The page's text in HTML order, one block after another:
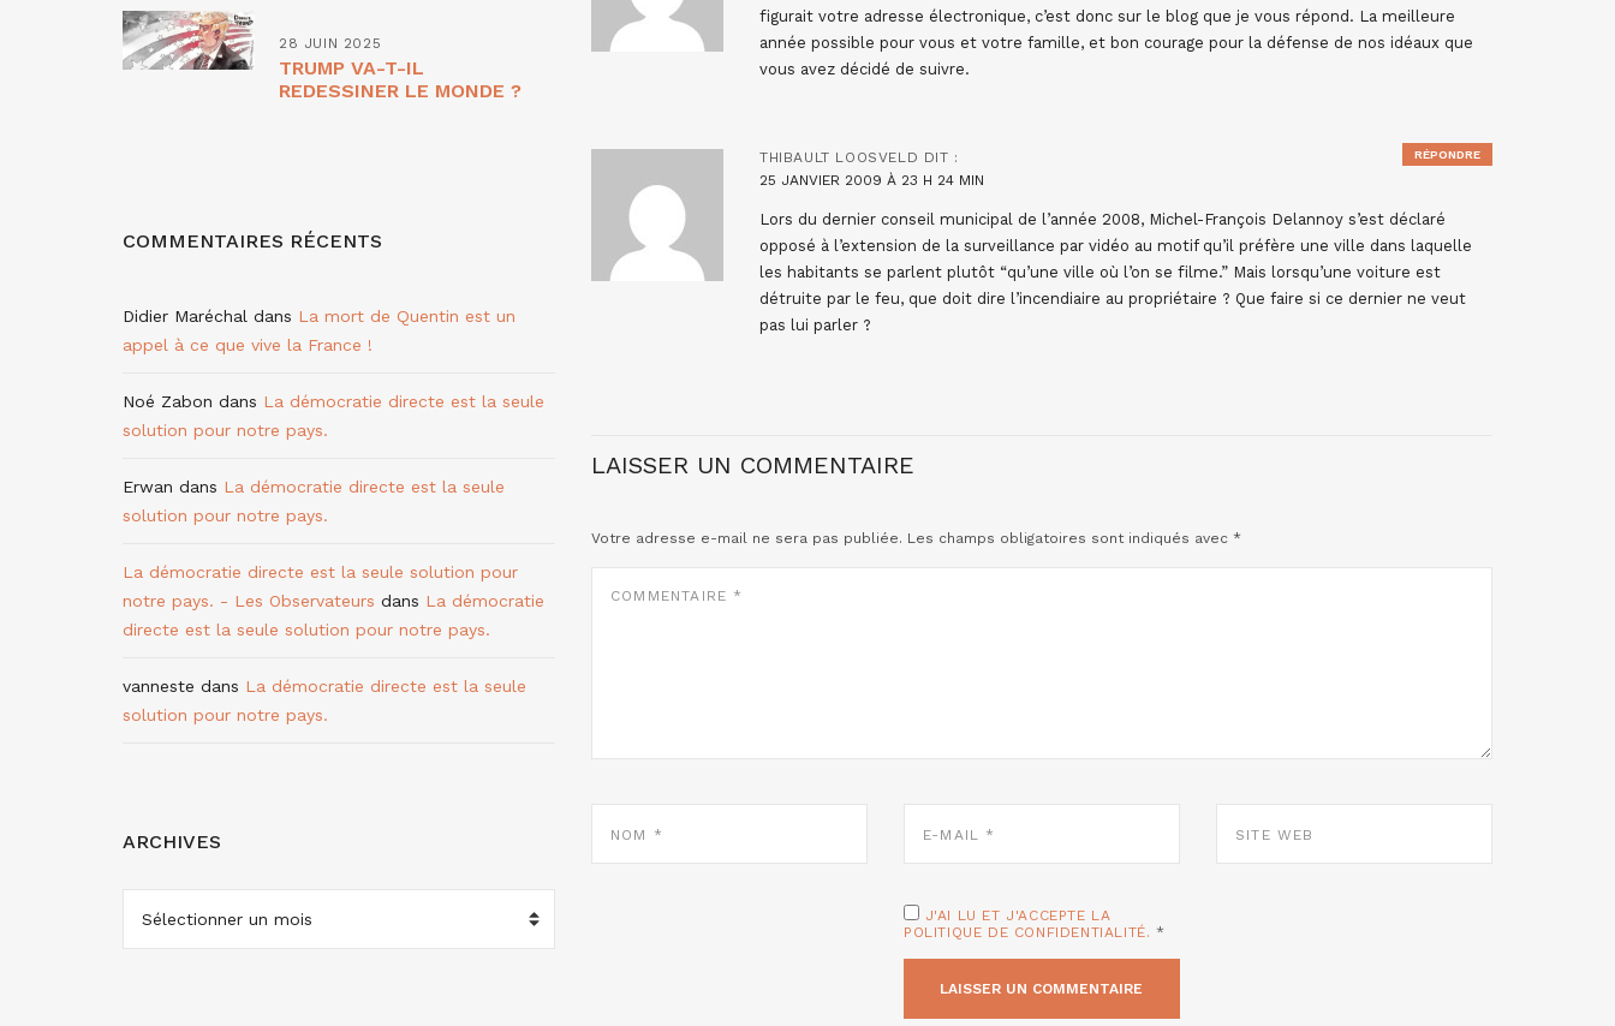
figurait votre adresse électronique, c’est donc sur le blog que je vous répond. La meilleure
année possible pour vous et votre famille, et bon courage pour la défense de nos idéaux que
vous avez décidé de suivre.
THIBAULT LOOSVELD DIT :
25 JANVIER 2009 À 23 H 24 MIN
Lors du dernier conseil municipal de l’année 2008, Michel-François Delannoy s’est déclaré
opposé à l’extension de la surveillance par vidéo au motif qu’il préfère une ville dans laquelle
les habitants se parlent plutôt “qu’une ville où l’on se filme.” Mais lorsqu’une voiture est
détruite par le feu, que doit dire l’incendiaire au propriétaire ? Que faire si ce dernier ne veut
pas lui parler ?
RÉPONDRE
LAISSER UN COMMENTAIRE
Votre adresse e-mail ne sera pas publiée. Les champs obligatoires sont indiqués avec *
MAIL
WEB
J'AI LU ET J'ACCEPTE LA
POLITIQUE DE CONFIDENTIALITÉ. *
28 JUIN 2025
TRUMP VA-T-IL
REDESSINER LE MONDE ?
COMMENTAIRES RÉCENTS
Didier Maréchal dans La mort de Quentin est un
appel à ce que vive la France !
Noé Zabon dans La démocratie directe est la seule
solution pour notre pays.
Erwan dans La démocratie directe est la seule
solution pour notre pays.
La démocratie directe est la seule solution pour
notre pays. - Les Observateurs dans La démocratie
directe est la seule solution pour notre pays.
vanneste dans La démocratie directe est la seule
solution pour notre pays.
ARCHIVES
ARCHIVES